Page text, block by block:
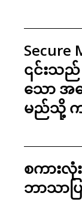
၎င်းသည်
သော အက
မည်သို့
စကား
ဘာသာပ